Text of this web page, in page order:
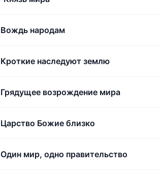
Вождь народам
Кроткие наследуют землю
Грядущее возрождение мира
Царство Божие близко
Один мир, одно правительство